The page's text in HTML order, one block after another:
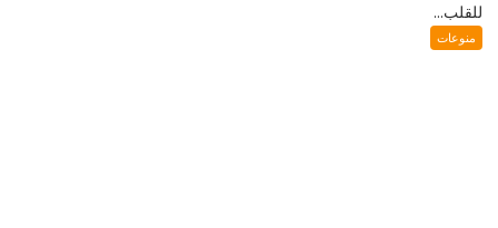
للقلب...
منوعات